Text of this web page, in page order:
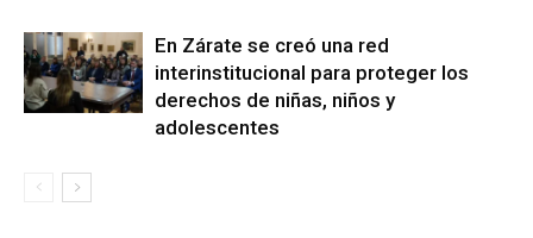
En Zárate se creó una red
interinstitucional para proteger los
derechos de niñas, niños y
adolescentes